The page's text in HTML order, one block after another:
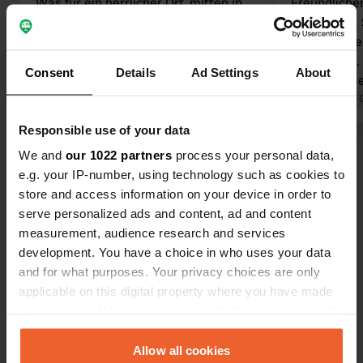
Consent Details Ad Settings About
Responsible use of your data
We and our 1022 partners process your personal data,
e.g. your IP-number, using technology such as cookies to
store and access information on your device in order to
serve personalized ads and content, ad and content
measurement, audience research and services
development. You have a choice in who uses your data
and for what purposes. Your privacy choices are only
applicable on this digital property where you have made
any time from the Cookie Declaration or by clicking on
the Privacy trigger icon.Allow all cookies
Bauern grasen. Es ist wirklich etwas
Besonderes, das aus der Nähe zu
Nacht erwacht man vom Gesang der
Vögel. Ja, so sollte Urlaub sein! Und
sie erweitern die Anlage um sechs
Stellplätze sowie Waschsalon,
Duschen und Toiletten – großartig!
Liebe Gastgeberin Juliette und lieber
Gastgeber Peter, bis zum nächsten
Mal!
Übersetzt von Google
Umgebung.
bisher
für
wie wir nur
Weitere
wieder.
Übersetzt von
Kontakt
Standort
Rue du Port Saint-Pierre 24
Kopie